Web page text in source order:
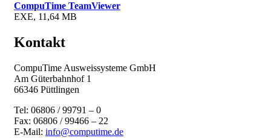
CompuTime TeamViewer
EXE, 11,64 MB
Kontakt
CompuTime Ausweissysteme GmbH
Am Güterbahnhof 1
66346 Püttlingen
Tel: 06806 / 99791 – 0
Fax: 06806 / 99466 – 22
E-Mail: info@computime.de